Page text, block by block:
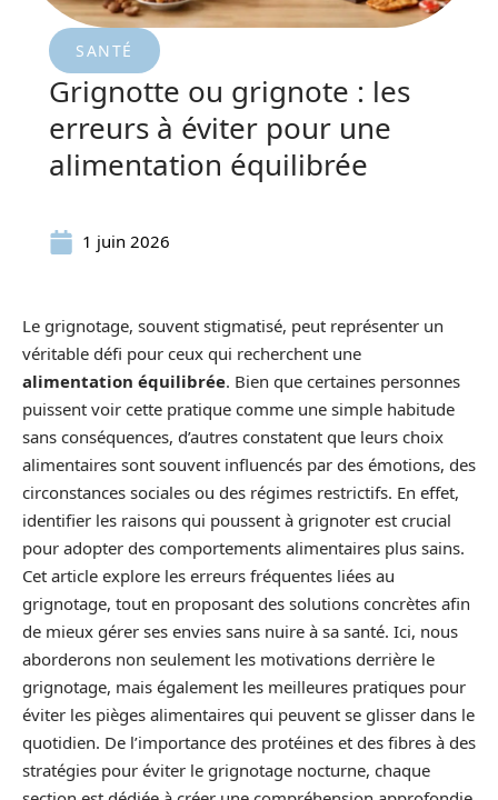
SANTÉ
Grignotte ou grignote : les
erreurs à éviter pour une
alimentation équilibrée
1 juin 2026
Le grignotage, souvent stigmatisé, peut représenter un
véritable défi pour ceux qui recherchent une
alimentation équilibrée. Bien que certaines personnes
puissent voir cette pratique comme une simple habitude
sans conséquences, d’autres constatent que leurs choix
alimentaires sont souvent influencés par des émotions, des
circonstances sociales ou des régimes restrictifs. En effet,
identifier les raisons qui poussent à grignoter est crucial
pour adopter des comportements alimentaires plus sains.
Cet article explore les erreurs fréquentes liées au
grignotage, tout en proposant des solutions concrètes afin
de mieux gérer ses envies sans nuire à sa santé. Ici, nous
aborderons non seulement les motivations derrière le
grignotage, mais également les meilleures pratiques pour
éviter les pièges alimentaires qui peuvent se glisser dans le
quotidien. De l’importance des protéines et des fibres à des
stratégies pour éviter le grignotage nocturne, chaque